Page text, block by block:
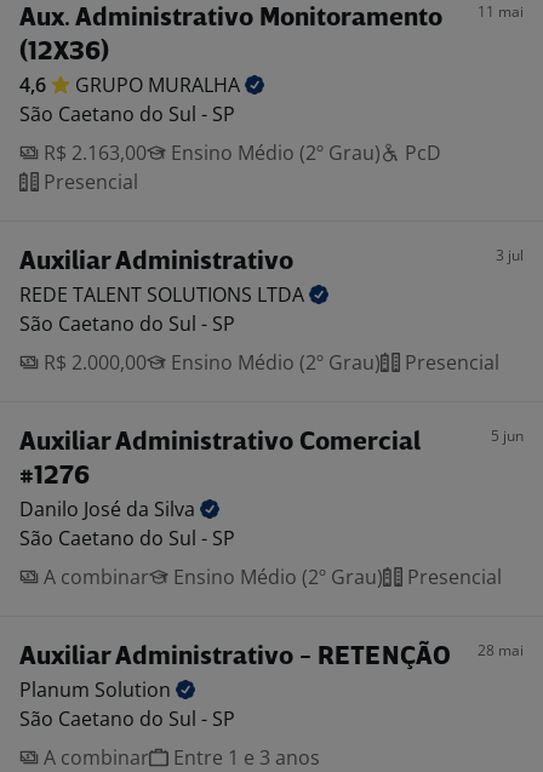
Aux. Administrativo Monitoramento
(12X36)
11 mai
4,6 GRUPO MURALHA
São Caetano do Sul - SP
R$ 2.163,00
Ensino Médio (2º Grau)
PcD
Presencial
Auxiliar Administrativo 3 jul
REDE TALENT SOLUTIONS LTDA
São Caetano do Sul - SP
R$ 2.000,00
Ensino Médio (2º Grau) Presencial
Auxiliar Administrativo Comercial
#1276
5 jun
Danilo José da Silva
São Caetano do Sul - SP
A combinar
Ensino Médio (2º Grau) Presencial
Auxiliar Administrativo - RETENÇÃO 28 mai
Planum Solution
São Caetano do Sul - SP
A combinar
Entre 1 e 3 anos